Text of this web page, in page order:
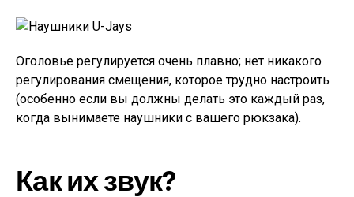
Оголовье регулируется очень плавно; нет никакого
регулирования смещения, которое трудно настроить
(особенно если вы должны делать это каждый раз,
когда вынимаете наушники с вашего рюкзака).
Как их звук?